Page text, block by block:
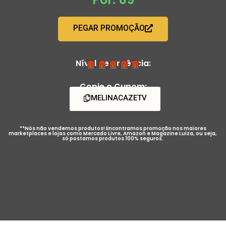
PEGAR PROMOÇÃO
Nível de Urgência:
Copie o Cupom:
MELINACAZETV
**Nós não vendemos produtos! Encontramos promoção nos maiores
marketplaces e lojas como Mercado Livre, Amazon e Magazine Luiza, ou seja,
só postamos produtos 100% seguros.